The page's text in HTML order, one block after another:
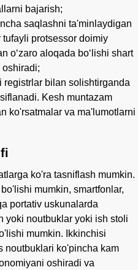
bajarish;
saqlashni ta'minlaydigan
protsessor doimiy
o‘zaro aloqada bo‘lishi shart
registrlar bilan solishtirganda
Kesh muntazam
ko'rsatmalar va ma'lumotlarni
ko'ra tasniflash mumkin.
mumkin, smartfonlar,
portativ uskunalarda
yoki noutbuklar yoki ish stoli
mumkin. Ikkinchisi
noutbuklari ko'pincha kam
oshiradi va